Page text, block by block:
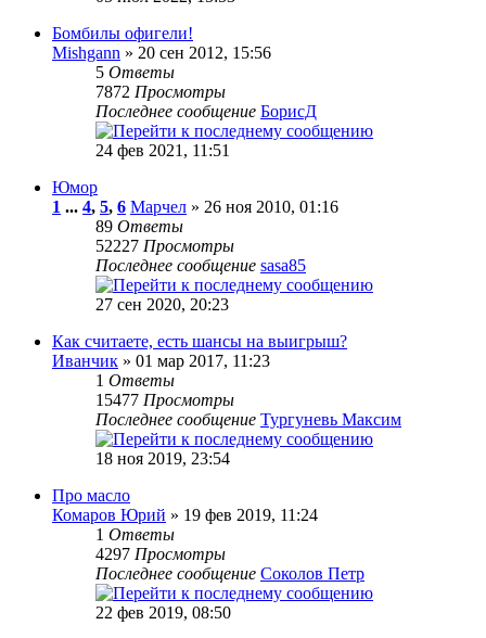
Бомбилы офигели!
Mishgann » 20 сен 2012, 15:56
5 Ответы
7872 Просмотры
Последнее сообщение БорисД
24 фев 2021, 11:51
Юмор
1 ... 4, 5, 6 Марчел » 26 ноя 2010, 01:16
89 Ответы
52227 Просмотры
Последнее сообщение sasa85
27 сен 2020, 20:23
Как считаете, есть шансы на выигрыш?
Иванчик » 01 мар 2017, 11:23
1 Ответы
15477 Просмотры
Последнее сообщение Тургуневь Максим
18 ноя 2019, 23:54
Про масло
Комаров Юрий » 19 фев 2019, 11:24
1 Ответы
4297 Просмотры
Последнее сообщение Соколов Петр
22 фев 2019, 08:50